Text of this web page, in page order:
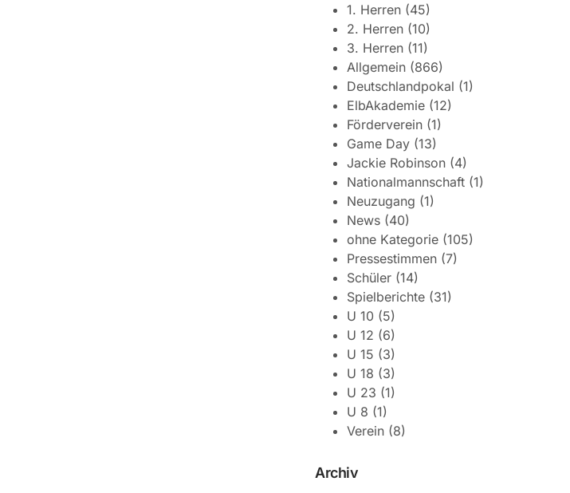
1. Herren (45)
2. Herren (10)
3. Herren (11)
Allgemein (866)
Deutschlandpokal (1)
ElbAkademie (12)
Förderverein (1)
Game Day (13)
Jackie Robinson (4)
Nationalmannschaft (1)
Neuzugang (1)
News (40)
ohne Kategorie (105)
Pressestimmen (7)
Schüler (14)
Spielberichte (31)
U 10 (5)
U 12 (6)
U 15 (3)
U 18 (3)
U 23 (1)
U 8 (1)
Verein (8)
Archiv